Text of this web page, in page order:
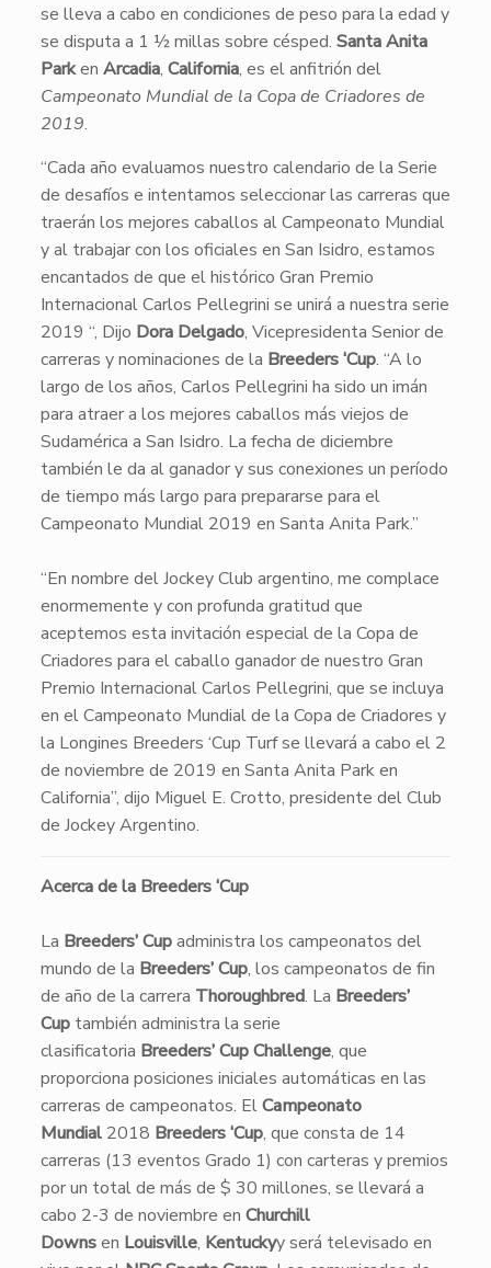
se lleva a cabo en condiciones de peso para la edad y
se disputa a 1 ½ millas sobre césped. Santa Anita
Parken Arcadia, California, es el anfitrión del
Campeonato Mundial de la Copa de Criadores de
2019.
“Cada año evaluamos nuestro calendario de la Serie
de desafíos e intentamos seleccionar las carreras que
traerán los mejores caballos al Campeonato Mundial
y al trabajar con los oficiales en San Isidro, estamos
encantados de que el histórico Gran Premio
Internacional Carlos Pellegrini se unirá a nuestra serie
2019 “, Dijo Dora Delgado, Vicepresidenta Senior de
carreras y nominaciones de la Breeders ‘Cup. “A lo
largo de los años, Carlos Pellegrini ha sido un imán
para atraer a los mejores caballos más viejos de
Sudamérica a San Isidro. La fecha de diciembre
también le da al ganador y sus conexiones un período
de tiempo más largo para prepararse para el
Campeonato Mundial 2019 en Santa Anita Park.”
“En nombre del Jockey Club argentino, me complace
enormemente y con profunda gratitud que
aceptemos esta invitación especial de la Copa de
Criadores para el caballo ganador de nuestro Gran
Premio Internacional Carlos Pellegrini, que se incluya
en el Campeonato Mundial de la Copa de Criadores y
la Longines Breeders ‘Cup Turf se llevará a cabo el 2
de noviembre de 2019 en Santa Anita Park en
California”, dijo Miguel E. Crotto, presidente del Club
de Jockey Argentino.
Acerca de la Breeders ‘Cup
La Breeders’ Cupadministra los campeonatos del
mundo de la Breeders’ Cup, los campeonatos de fin
de año de la carrera Thoroughbred. La Breeders’
Cuptambién administra la serie
clasificatoria Breeders’ Cup Challenge, que
proporciona posiciones iniciales automáticas en las
carreras de campeonatos. ElCampeonato
Mundial2018 Breeders ‘Cup, que consta de 14
carreras (13 eventos Grado 1) con carteras y premios
por un total de más de $ 30 millones, se llevará a
cabo 2-3 de noviembre en Churchill
Downsen Louisville, Kentuckyy será televisado en